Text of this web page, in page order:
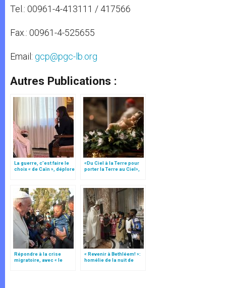
Tel.: 00961-4-413111 / 417566
Fax.: 00961-4-525655
Email: gcp@pgc-lb.org
Autres Publications :
La guerre, c’est faire le
choix « de Caïn », déplore
«Du Ciel à la Terre pour
porter la Terre au Ciel»,
Répondre à la crise
migratoire, avec « le
« Revenir à Bethléem! »:
homélie de la nuit de
Noël (texte complet)